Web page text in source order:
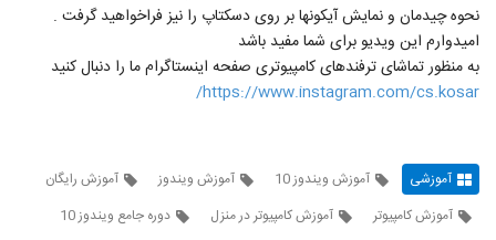
نحوه چیدمان و نمایش آیکونها بر روی دسکتاپ را نیز فراخواهید گرفت .
امیدوارم این ویدیو برای شما مفید باشد
به منظور تماشای ترفندهای کامپیوتری صفحه اینستاگرام ما را دنبال کنید
https://www.instagram.com/cs.kosar/
آموزشی آموزش ویندوز 10 آموزش ویندوز
آموزش رایگان
آموزش کامپیوتر
آموزش کامپیوتر در منزل دوره جامع ویندوز 10